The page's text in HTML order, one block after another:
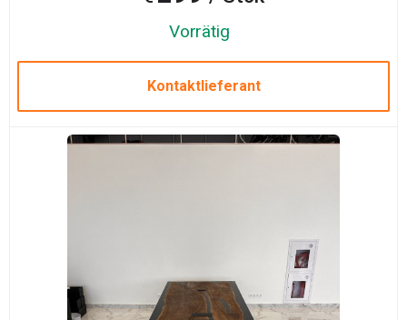
Vorrätig
Kontaktlieferant